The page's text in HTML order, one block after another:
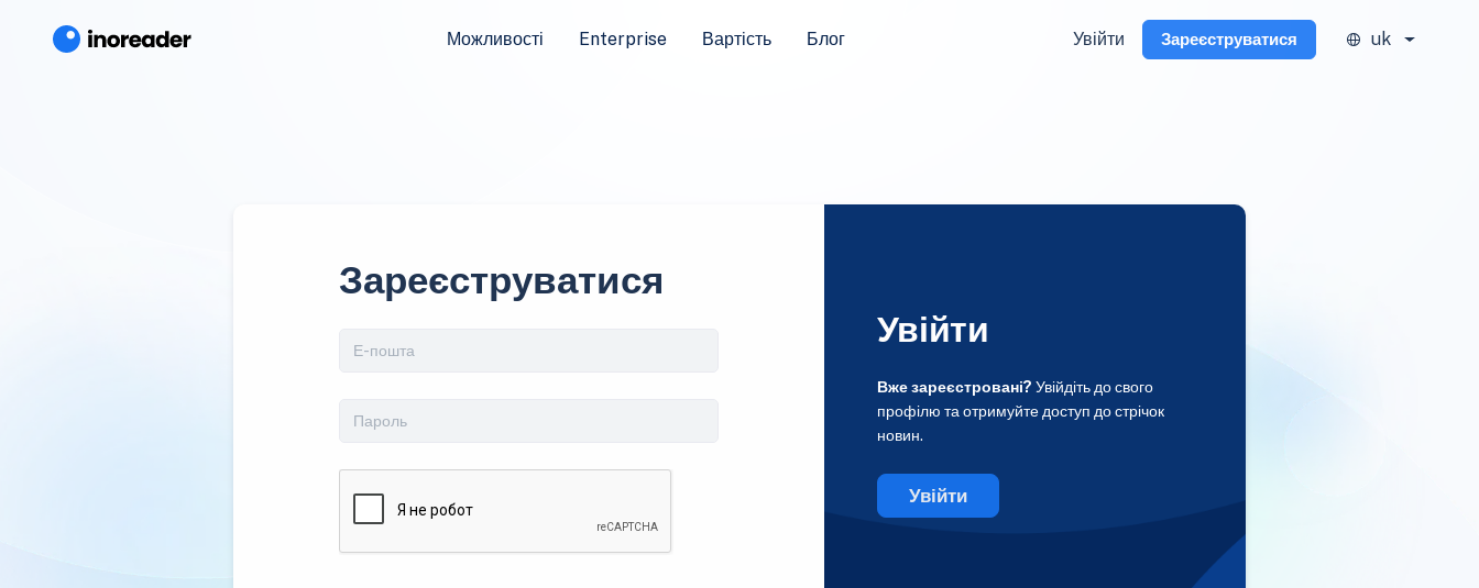
Можливості Enterprise Вартість Блог Увійти Зареєструватися uk
Зареєструватися
Увійти
Вже зареєстровані? Увійдіть до свого
профілю та отримуйте доступ до стрічок
новин.
Увійти